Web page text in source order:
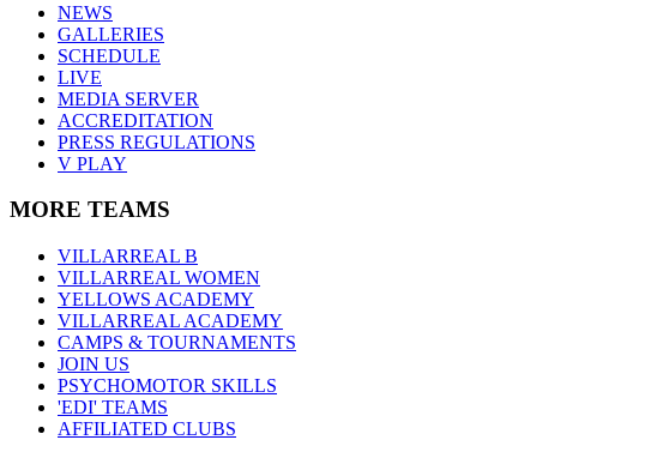
NEWS
GALLERIES
SCHEDULE
LIVE
MEDIA SERVER
ACCREDITATION
PRESS REGULATIONS
V PLAY
MORE TEAMS
VILLARREAL B
VILLARREAL WOMEN
YELLOWS ACADEMY
VILLARREAL ACADEMY
CAMPS & TOURNAMENTS
JOIN US
PSYCHOMOTOR SKILLS
'EDI' TEAMS
AFFILIATED CLUBS